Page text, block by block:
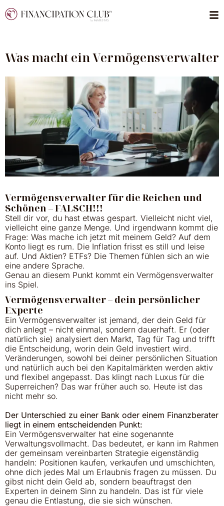
Was macht ein Vermögensverwalter
Vermögensverwalter für die Reichen und
Schönen – FALSCH!!!
Stell dir vor, du hast etwas gespart. Vielleicht nicht viel,
vielleicht eine ganze Menge. Und irgendwann kommt die
Frage: Was mache ich jetzt mit meinem Geld? Auf dem
Konto liegt es rum. Die Inflation frisst es still und leise
auf. Und Aktien? ETFs? Die Themen fühlen sich an wie
eine andere Sprache.
Genau an diesem Punkt kommt ein Vermögensverwalter
ins Spiel.
Vermögensverwalter – dein persönlicher
Experte
Ein Vermögensverwalter ist jemand, der dein Geld für
dich anlegt – nicht einmal, sondern dauerhaft. Er (oder
natürlich sie) analysiert den Markt, Tag für Tag und trifft
die Entscheidung, worin dein Geld investiert wird.
Veränderungen, sowohl bei deiner persönlichen Situation
und natürlich auch bei den Kapitalmärkten werden aktiv
und flexibel angepasst. Das klingt nach Luxus für die
Superreichen? Das war früher auch so. Heute ist das
nicht mehr so.
Der Unterschied zu einer Bank oder einem Finanzberater
liegt in einem entscheidenden Punkt:
Ein Vermögensverwalter hat eine sogenannte
Verwaltungsvollmacht. Das bedeutet, er kann im Rahmen
der gemeinsam vereinbarten Strategie eigenständig
handeln: Positionen kaufen, verkaufen und umschichten,
ohne dich jedes Mal um Erlaubnis fragen zu müssen. Du
gibst nicht dein Geld ab, sondern beauftragst den
Experten in deinem Sinn zu handeln. Das ist für viele
genau die Entlastung, die sie sich wünschen.